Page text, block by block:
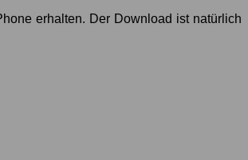
erhalten. Der Download ist natürlich